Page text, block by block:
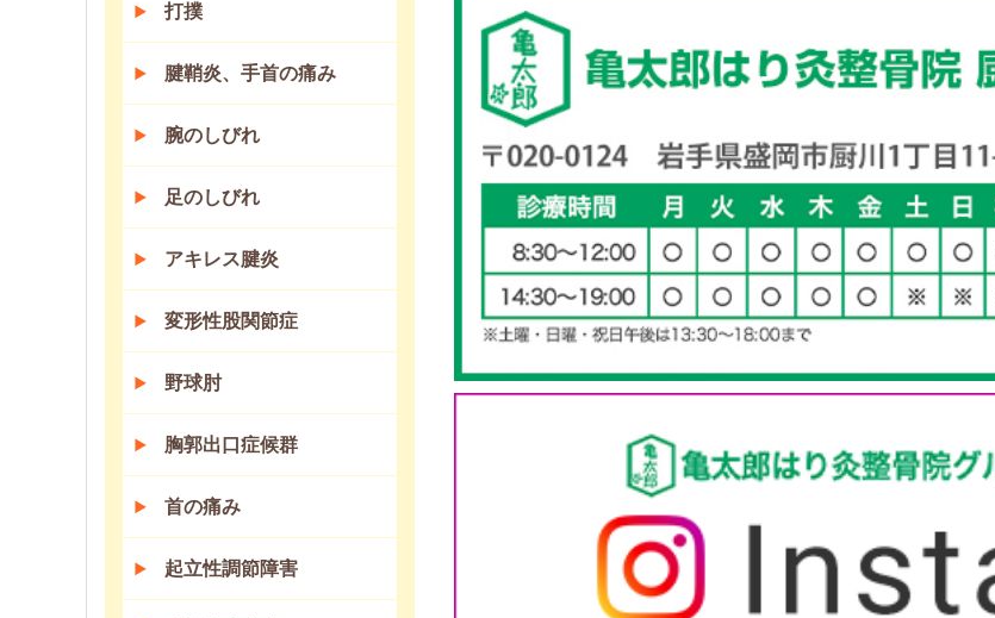
打撲
腱鞘炎、手首の痛み
腕のしびれ
足のしびれ
アキレス腱炎
変形性股関節症
野球肘
胸郭出口症候群
首の痛み
起立性調節障害